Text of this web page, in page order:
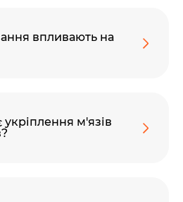
впливають на
м'язів